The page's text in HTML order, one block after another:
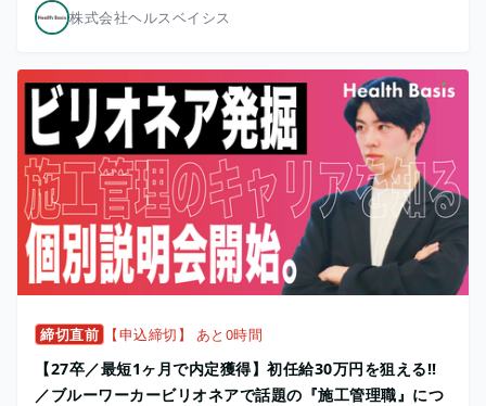
株式会社ヘルスベイシス
締切直前 【申込締切】 あと0時間
【27卒／最短1ヶ月で内定獲得】初任給30万円を狙える!!
／ブルーワーカービリオネアで話題の『施工管理職』につ